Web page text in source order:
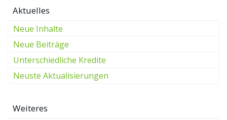
Aktuelles
Neue Inhalte
Neue Beiträge
Unterschiedliche Kredite
Neuste Aktualisierungen
Weiteres